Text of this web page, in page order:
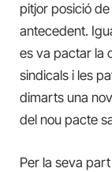
pitjor posició
antecedent.
es va pactar la
sindicals i les
dimarts una
del nou pacte
Per la seva